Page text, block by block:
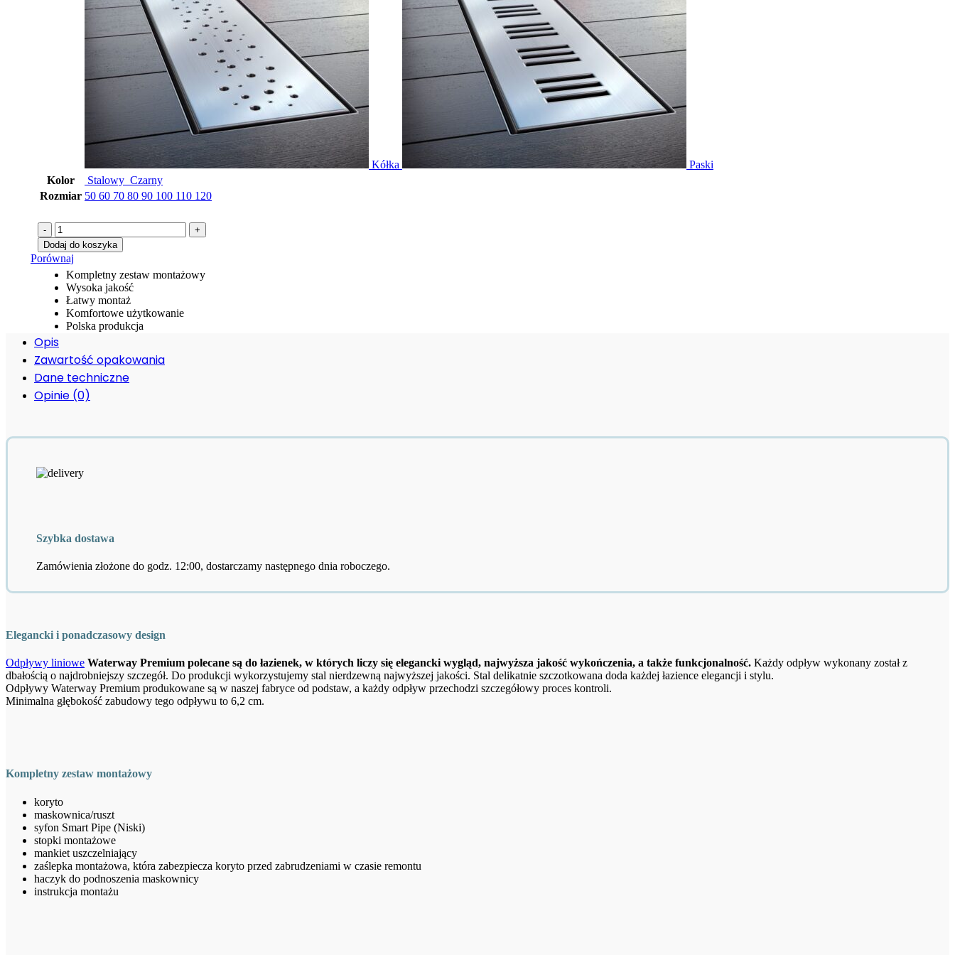
Kółka
Paski
Kolor
Stalowy Czarny
Rozmiar 50 60 70 80 90 100 110 120
ilość
Odpływ
liniowy
80
cm
stalowy
Pod
płytkę
Boczny
Niski
Waterway
Dodaj do koszyka
Porównaj
Kompletny zestaw montażowy
Wysoka jakość
Łatwy montaż
Komfortowe użytkowanie
Polska produkcja
Opis
Zawartość opakowania
Dane techniczne
Opinie (0)
Szybka dostawa
Zamówienia złożone do godz. 12:00, dostarczamy następnego dnia roboczego.
Elegancki i ponadczasowy design
Odpływy liniowe Waterway Premium polecane są do łazienek, w których liczy się elegancki wygląd, najwyższa jakość wykończenia, a także funkcjonalność. Każdy odpływ wykonany został z
dbałością o najdrobniejszy szczegół. Do produkcji wykorzystujemy stal nierdzewną najwyższej jakości. Stal delikatnie szczotkowana doda każdej łazience elegancji i stylu.
Odpływy Waterway Premium produkowane są w naszej fabryce od podstaw, a każdy odpływ przechodzi szczegółowy proces kontroli.
Minimalna głębokość zabudowy tego odpływu to 6,2 cm.
Kompletny zestaw montażowy
koryto
maskownica/ruszt
syfon Smart Pipe (Niski)
stopki montażowe
mankiet uszczelniający
zaślepka montażowa, która zabezpiecza koryto przed zabrudzeniami w czasie remontu
haczyk do podnoszenia maskownicy
instrukcja montażu